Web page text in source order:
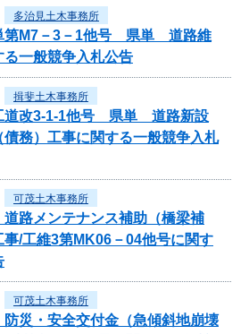
多治見土木事務所
第M7－3－1他号 県単 道路維
一般競争入札公告
揖斐土木事務所
道改3-1-1他号 県単 道路新設
務）工事に関する一般競争入札
可茂土木事務所
路メンテナンス補助（橋梁補
/工維3第MK06－04他号に関す
可茂土木事務所
災・安全交付金（急傾斜地崩壊